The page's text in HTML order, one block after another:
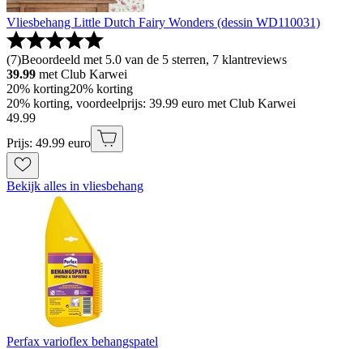
Vliesbehang Little Dutch Fairy Wonders (dessin WD110031)
(7)Beoordeeld met 5.0 van de 5 sterren, 7 klantreviews
39.99 met Club Karwei
20% korting20% korting
20% korting, voordeelprijs: 39.99 euro met Club Karwei
49.99
Prijs: 49.99 euro
Bekijk alles in vliesbehang
Perfax varioflex behangspatel